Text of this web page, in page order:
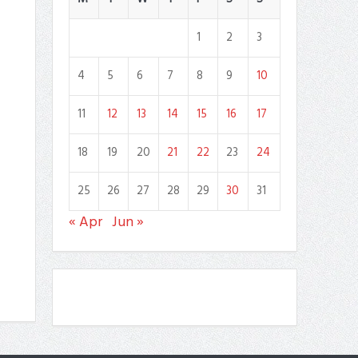
1
2
3
4
5 6 7 8 9
10
11
12 13 14 15 16
17
18
19 20 21 22 23
24
25
26 27 28 29 30 31
« Apr Jun »